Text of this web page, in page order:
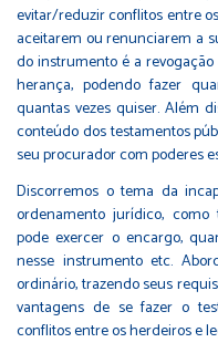
evitar/reduzir conflitos entre
aceitarem ou renunciarem a
do instrumento é a
herança, podendo fazer
quantas vezes quiser. Além
conteúdo dos testamentos
seu procurador com poderes
Discorremos o tema da
ordenamento jurídico,
pode exercer o encargo,
nesse instrumento etc.
ordinário, trazendo seus
vantagens de se fazer o
conflitos entre os herdeiros e